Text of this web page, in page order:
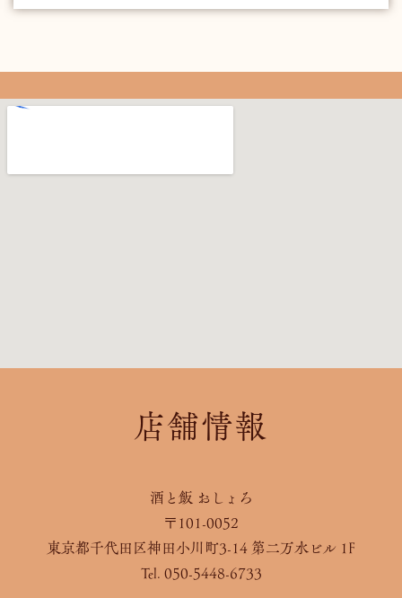
店舗情報
酒と飯 おしょろ
〒101-0052
東京都千代田区神田小川町3-14 第二万水ビル 1F
Tel. 050-5448-6733